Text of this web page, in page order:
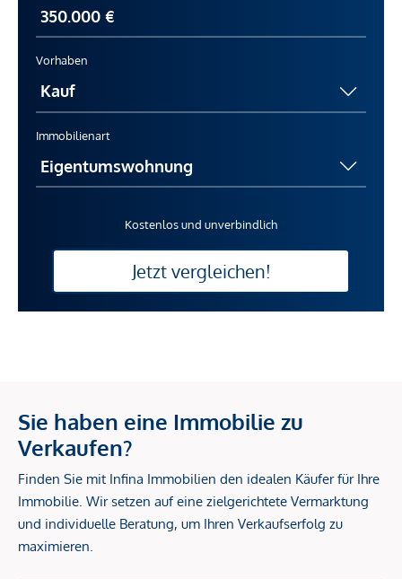
Vorhaben
Immobilienart
Kostenlos und unverbindlich
Jetzt vergleichen!
Sie haben eine Immobilie zu
Verkaufen?
Finden Sie mit Infina Immobilien den idealen Käufer für Ihre
Immobilie. Wir setzen auf eine zielgerichtete Vermarktung
und individuelle Beratung, um Ihren Verkaufserfolg zu
maximieren.